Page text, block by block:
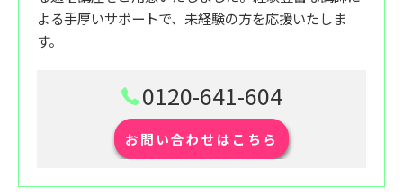
よる手厚いサポートで、未経験の方を応援いたしま
す。
0120-641-604
お問い合わせはこちら